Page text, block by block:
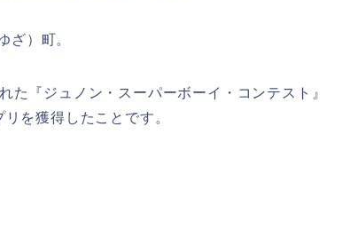
ざ）町。
た『ジュノン・スーパーボーイ・コンテスト』
を獲得したことです。